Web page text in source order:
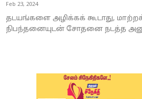
Feb 23, 2024
தடயங்களை அழிக்கக் கூடாது,
நிபந்தனையுடன் சோதனை நடத்த